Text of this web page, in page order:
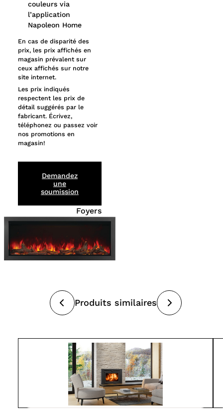
Foyers
couleurs via
l’application
Napoleon Home
En cas de disparité des
prix, les prix affichés en
magasin prévalent sur
ceux affichés sur notre
site internet.
Les prix indiqués
respectent les prix de
détail suggérés par le
fabricant. Écrivez,
téléphonez ou passez voir
nos promotions en
magasin!
Demandez
une
soumission
Produits similaires